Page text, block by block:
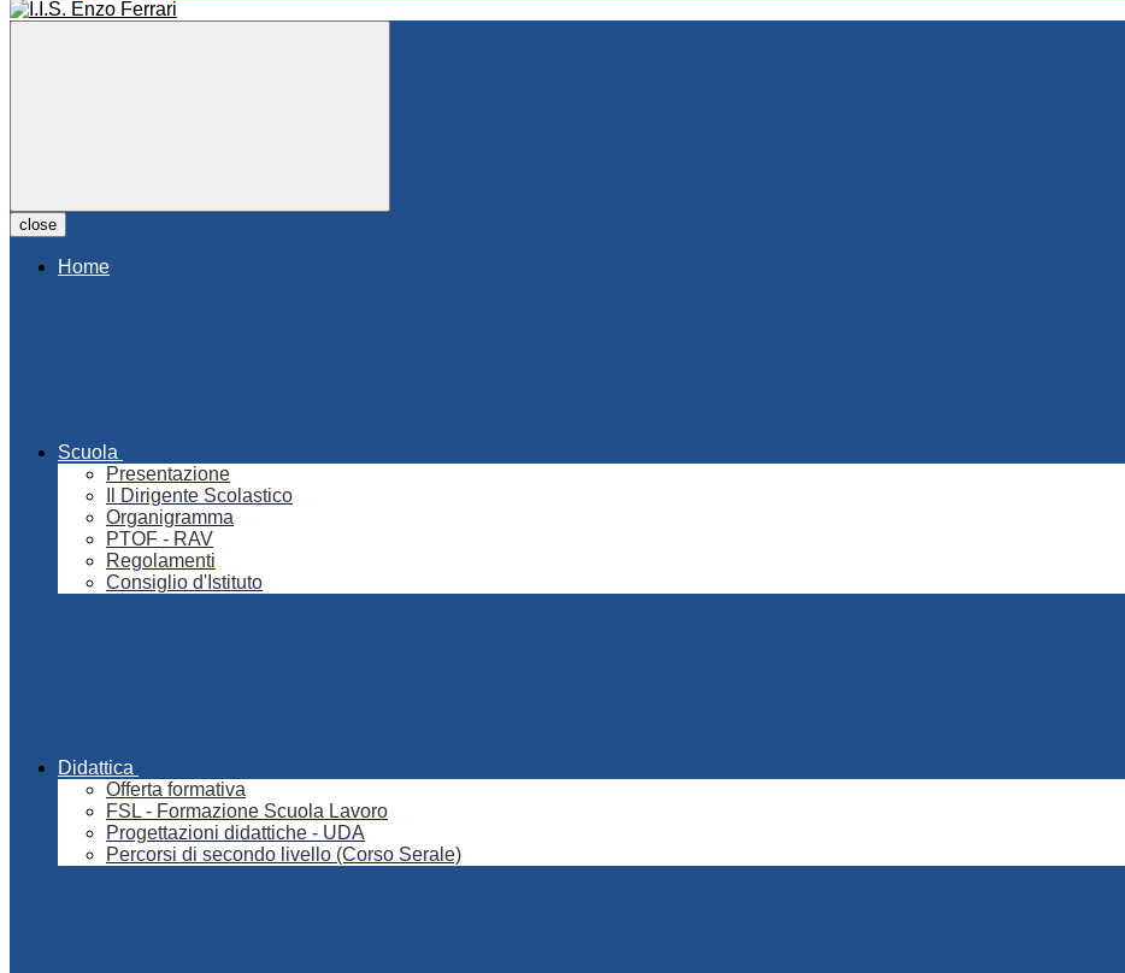
close
Home
Scuola
Presentazione
Il Dirigente Scolastico
Organigramma
PTOF - RAV
Regolamenti
Consiglio d'Istituto
Didattica
Offerta formativa
FSL - Formazione Scuola Lavoro
Progettazioni didattiche - UDA
Percorsi di secondo livello (Corso Serale)